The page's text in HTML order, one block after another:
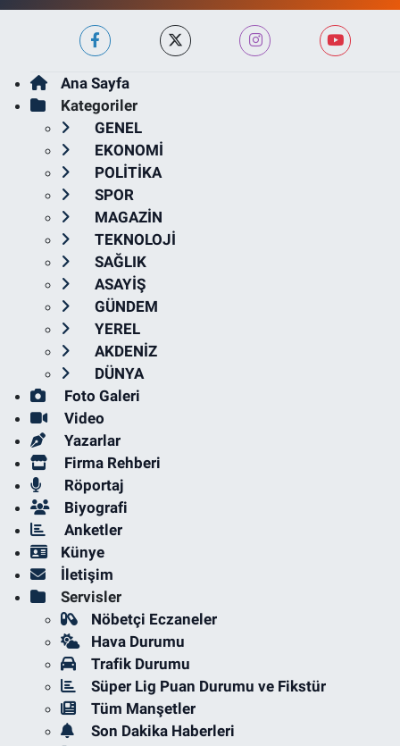
Ana Sayfa
Kategoriler
GENEL
EKONOMİ
POLİTİKA
SPOR
MAGAZİN
TEKNOLOJİ
SAĞLIK
ASAYİŞ
GÜNDEM
YEREL
AKDENİZ
DÜNYA
Foto Galeri
Video
Yazarlar
Firma Rehberi
Röportaj
Biyografi
Anketler
Künye
İletişim
Servisler
Nöbetçi Eczaneler
Hava Durumu
Trafik Durumu
Süper Lig Puan Durumu ve Fikstür
Tüm Manşetler
Son Dakika Haberleri